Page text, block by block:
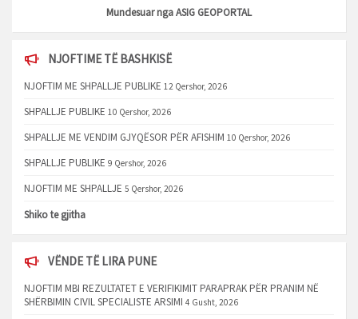
Mundesuar ngaASIG GEOPORTAL
NJOFTIME TË BASHKISË
NJOFTIM ME SHPALLJE PUBLIKE 12 Qershor, 2026
SHPALLJE PUBLIKE 10 Qershor, 2026
SHPALLJE ME VENDIM GJYQËSOR PËR AFISHIM 10 Qershor, 2026
SHPALLJE PUBLIKE 9 Qershor, 2026
NJOFTIM ME SHPALLJE 5 Qershor, 2026
Shiko te gjitha
VËNDE TË LIRA PUNE
NJOFTIM MBI REZULTATET E VERIFIKIMIT PARAPRAK PËR PRANIM NË
SHËRBIMIN CIVIL SPECIALISTE ARSIMI 4 Gusht, 2026